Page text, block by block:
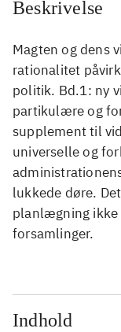
Beskrivelse
Magten og dens
rationalitet
politik. Bd.1: ny
partikulære og
supplement til
universelle og
lukkede døre.
planlægning ikke
forsamlinger.
Indhold